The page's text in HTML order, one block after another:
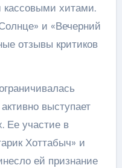
кассовыми хитами.
и «Вечерний
отзывы критиков
выступает
Ее участие в
Хоттабыч» и
ей признание